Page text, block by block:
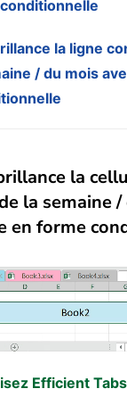
la ligne
/ du mois
la
la semaine
en forme
Efficient